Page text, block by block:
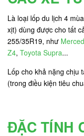
Là loại lốp du lịch 4
xịt) dùng được cho tất
255/35R19, như
Z4, Toyota Supra...
Lốp cho khả nặng chịu
(trong điều kiện tiêu
ĐẶC TÍNH